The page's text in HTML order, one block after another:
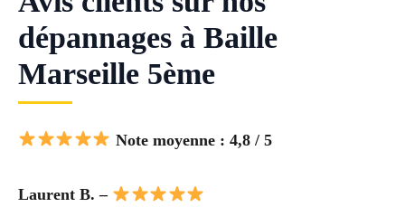
dépannages à Baille
Marseille 5ème
Note moyenne : 4,8 / 5
Laurent B. –